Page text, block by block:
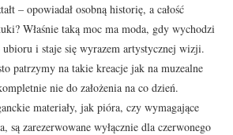
– opowiadał osobną historię, a całość
Właśnie taką moc ma moda, gdy wychodzi
ubioru i staje się wyrazem artystycznej wizji.
patrzymy na takie kreacje jak na muzealne
nie do założenia na co dzień.
materiały, jak pióra, czy wymagające
są zarezerwowane wyłącznie dla czerwonego